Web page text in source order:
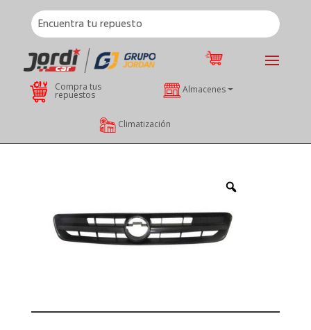
Compra tus
repuestos Almacenes
Climatización